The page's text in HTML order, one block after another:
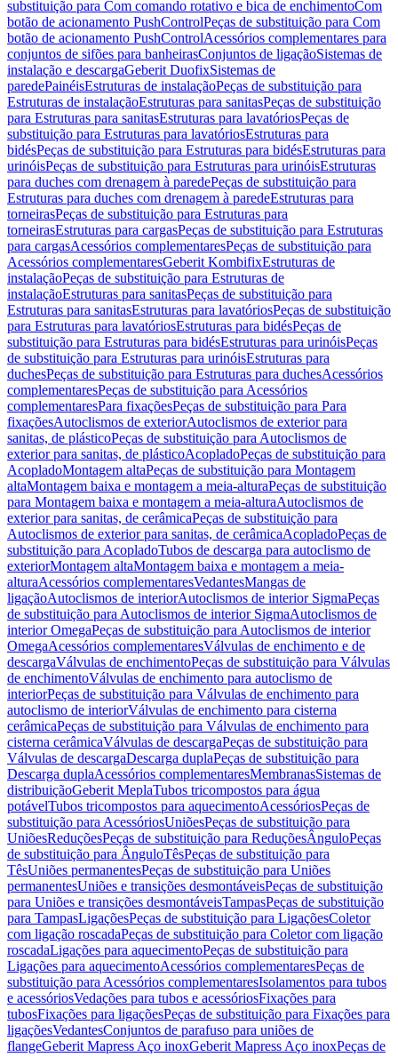
substituição para Com comando rotativo e bica de enchimentoCom
botão de acionamento PushControlPeças de substituição para Com
botão de acionamento PushControlAcessórios complementares para
conjuntos de sifões para banheirasConjuntos de ligaçãoSistemas de
instalação e descargaGeberit DuofixSistemas de
paredePainéisEstruturas de instalaçãoPeças de substituição para
Estruturas de instalaçãoEstruturas para sanitasPeças de substituição
para Estruturas para sanitasEstruturas para lavatóriosPeças de
substituição para Estruturas para lavatóriosEstruturas para
bidésPeças de substituição para Estruturas para bidésEstruturas para
urinóisPeças de substituição para Estruturas para urinóisEstruturas
para duches com drenagem à paredePeças de substituição para
Estruturas para duches com drenagem à paredeEstruturas para
torneirasPeças de substituição para Estruturas para
torneirasEstruturas para cargasPeças de substituição para Estruturas
para cargasAcessórios complementaresPeças de substituição para
Acessórios complementaresGeberit KombifixEstruturas de
instalaçãoPeças de substituição para Estruturas de
instalaçãoEstruturas para sanitasPeças de substituição para
Estruturas para sanitasEstruturas para lavatóriosPeças de substituição
para Estruturas para lavatóriosEstruturas para bidésPeças de
substituição para Estruturas para bidésEstruturas para urinóisPeças
de substituição para Estruturas para urinóisEstruturas para
duchesPeças de substituição para Estruturas para duchesAcessórios
complementaresPeças de substituição para Acessórios
complementaresPara fixaçõesPeças de substituição para Para
fixaçõesAutoclismos de exteriorAutoclismos de exterior para
sanitas, de plásticoPeças de substituição para Autoclismos de
exterior para sanitas, de plásticoAcopladoPeças de substituição para
AcopladoMontagem altaPeças de substituição para Montagem
altaMontagem baixa e montagem a meia-alturaPeças de substituição
para Montagem baixa e montagem a meia-alturaAutoclismos de
exterior para sanitas, de cerâmicaPeças de substituição para
Autoclismos de exterior para sanitas, de cerâmicaAcopladoPeças de
substituição para AcopladoTubos de descarga para autoclismo de
exteriorMontagem altaMontagem baixa e montagem a meia-
alturaAcessórios complementaresVedantesMangas de
ligaçãoAutoclismos de interiorAutoclismos de interior SigmaPeças
de substituição para Autoclismos de interior SigmaAutoclismos de
interior OmegaPeças de substituição para Autoclismos de interior
OmegaAcessórios complementaresVálvulas de enchimento e de
descargaVálvulas de enchimentoPeças de substituição para Válvulas
de enchimentoVálvulas de enchimento para autoclismo de
interiorPeças de substituição para Válvulas de enchimento para
autoclismo de interiorVálvulas de enchimento para cisterna
cerâmicaPeças de substituição para Válvulas de enchimento para
cisterna cerâmicaVálvulas de descargaPeças de substituição para
Válvulas de descargaDescarga duplaPeças de substituição para
Descarga duplaAcessórios complementaresMembranasSistemas de
distribuiçãoGeberit MeplaTubos tricompostos para água
potávelTubos tricompostos para aquecimentoAcessóriosPeças de
substituição para AcessóriosUniõesPeças de substituição para
UniõesReduçõesPeças de substituição para ReduçõesÂnguloPeças
de substituição para ÂnguloTêsPeças de substituição para
TêsUniões permanentesPeças de substituição para Uniões
permanentesUniões e transições desmontáveisPeças de substituição
para Uniões e transições desmontáveisTampasPeças de substituição
para TampasLigaçõesPeças de substituição para LigaçõesColetor
com ligação roscadaPeças de substituição para Coletor com ligação
roscadaLigações para aquecimentoPeças de substituição para
Ligações para aquecimentoAcessórios complementaresPeças de
substituição para Acessórios complementaresIsolamentos para tubos
e acessóriosVedações para tubos e acessóriosFixações para
tubosFixações para ligaçõesPeças de substituição para Fixações para
ligaçõesVedantesConjuntos de parafuso para uniões de
flangeGeberit Mapress Aço inoxGeberit Mapress Aço inoxPeças de